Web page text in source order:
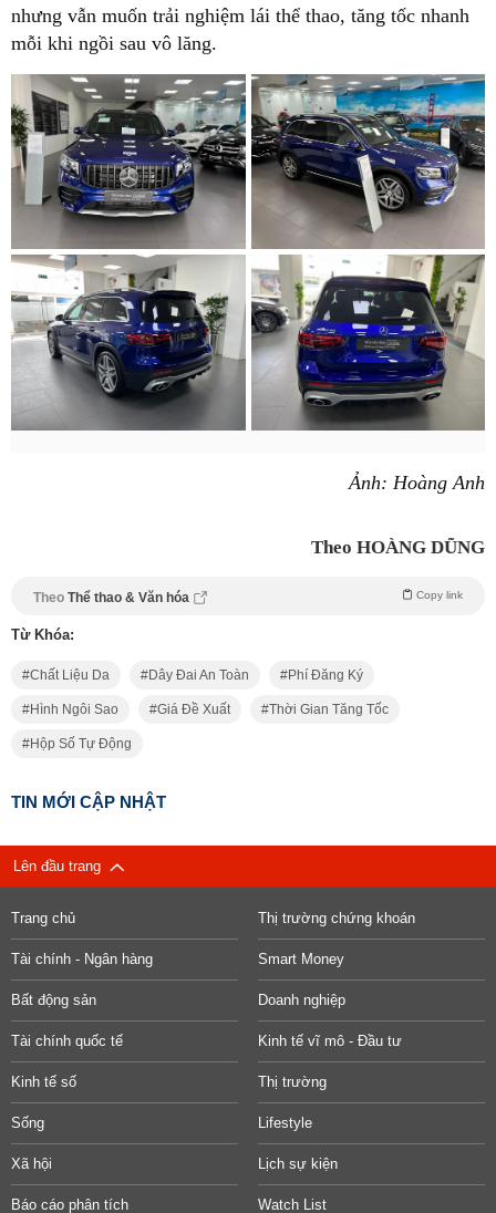
nhưng vẫn muốn trải nghiệm lái thể thao, tăng tốc nhanh
mỗi khi ngồi sau vô lăng.
Ảnh: Hoàng Anh
Theo HOÀNG DŨNG
Theo Thể thao & Văn hóa Copy link
Từ Khóa:
Chất Liệu Da Dây Đai An Toàn Phí Đăng Ký
Hình Ngôi Sao Giá Đề Xuất Thời Gian Tăng Tốc
Hộp Số Tự Động
TIN MỚI CẬP NHẬT
Lên đầu trang
Trang chủ Thị trường chứng khoán
Tài chính - Ngân hàng Smart Money
Bất động sản Doanh nghiệp
Tài chính quốc tế Kinh tế vĩ mô - Đầu tư
Kinh tế số Thị trường
Sống Lifestyle
Xã hội Lịch sự kiện
Báo cáo phân tích Watch List